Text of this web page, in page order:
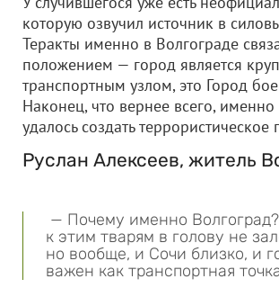
которую озвучил источник в
Теракты именно в Волгограде
положением — город является
транспортным узлом, это Город
Наконец, что вернее всего,
удалось создать террористическое
Руслан Алексеев, житель
— Почему именно
к этим тварям в голову не
но вообще, и Сочи близко, и
важен как транспортная